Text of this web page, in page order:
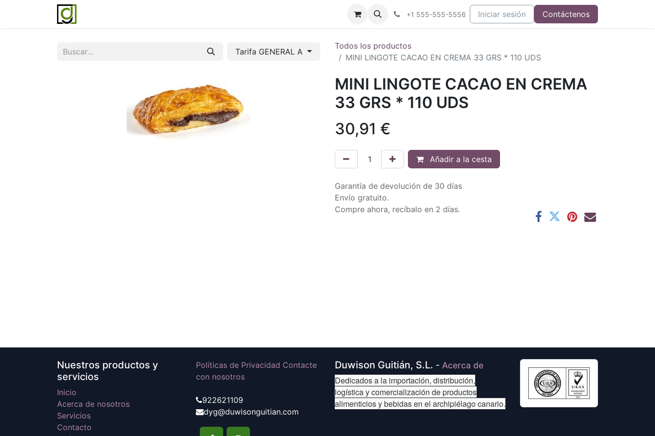
Blog Contáctenos
+1 555-555-5556 Iniciar sesión Contáctenos
Tarifa GENERAL A
Todos los productos
MINI LINGOTE CACAO EN CREMA 33 GRS * 110 UDS
MINI LINGOTE CACAO EN CREMA
33 GRS * 110 UDS
30,91 €
Añadir a la cesta
Garantía de devolución de 30 días
Envío gratuito.
Compre ahora, recíbalo en 2 días.
Nuestros productos y
servicios
Inicio
Acerca de nosotros
Servicios
Contacto
Políticas de Privacidad Contacte
con nosotros
922621109
dyg@duwisonguitian.com
Duwison Guitián, S.L. - Acerca de
Dedicados a la importación, distribución,
logística y comercialización de productos
alimenticios y bebidas en el archipiélago canario.